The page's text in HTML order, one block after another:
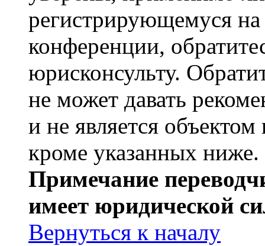
регистрирующемуся
конференции,
юрисконсульту.
не может давать
и не является
кроме указанных ниже.
Примечание
имеет юридической
Вернуться к началу